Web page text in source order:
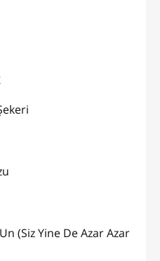
(Siz Yine De Azar Azar